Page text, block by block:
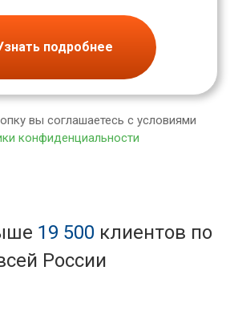
подробнее
вы соглашаетесь с условиями
конфиденциальности
19 500 клиентов по
России